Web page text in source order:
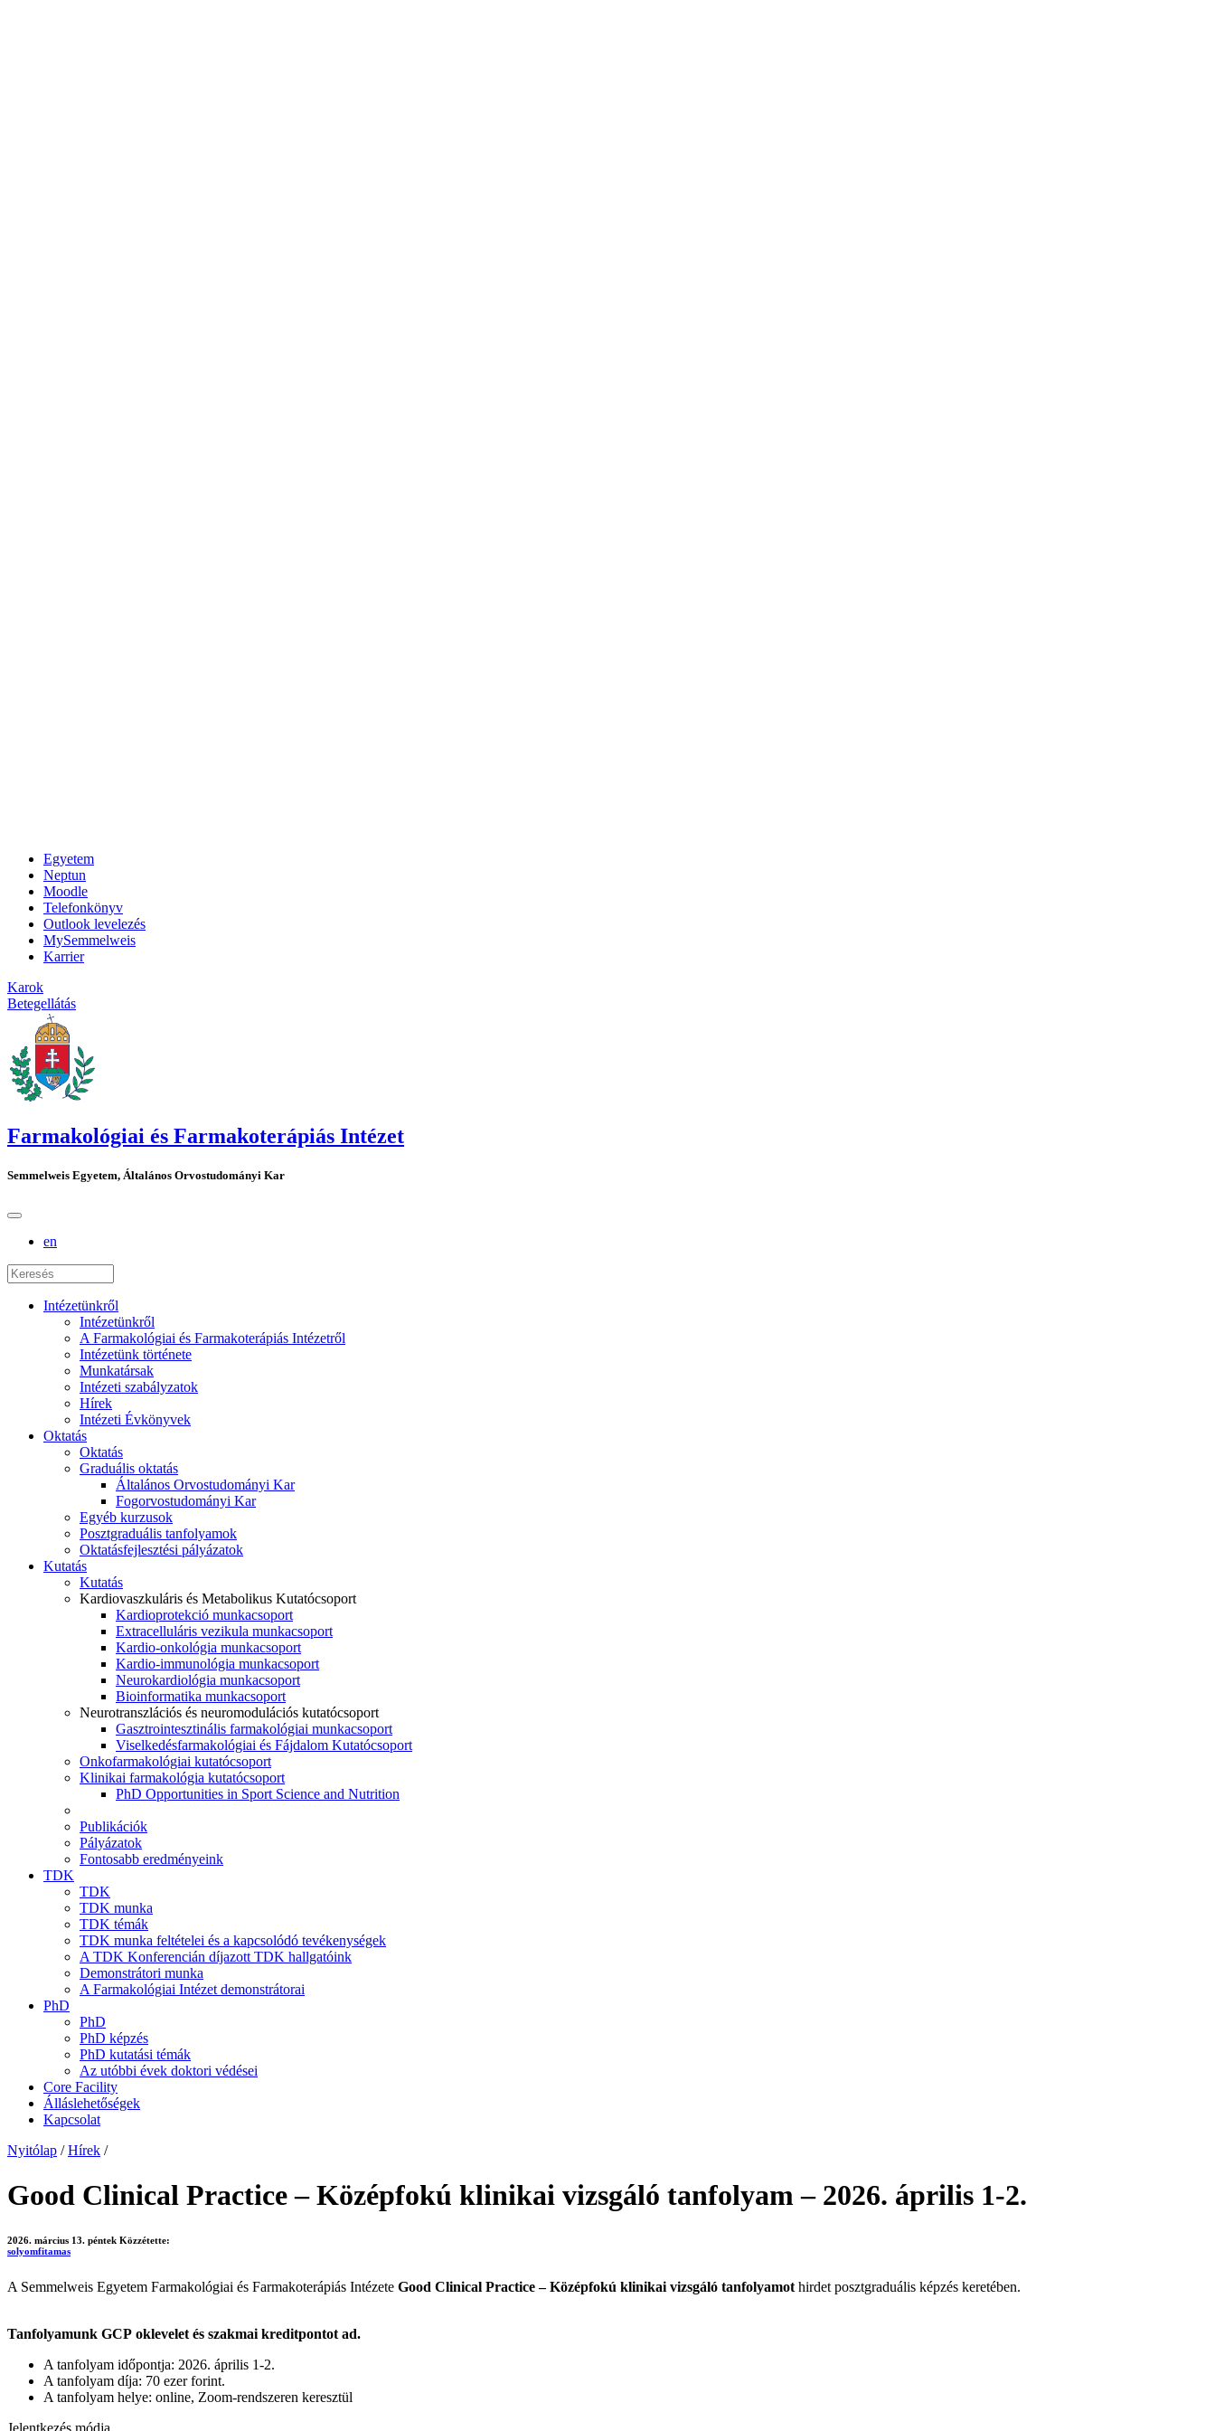
Egyetem
Neptun
Moodle
Telefonkönyv
Outlook levelezés
MySemmelweis
Karrier
Karok
Betegellátás
Farmakológiai és Farmakoterápiás Intézet
Semmelweis Egyetem, Általános Orvostudományi Kar
en
Intézetünkről
Intézetünkről
A Farmakológiai és Farmakoterápiás Intézetről
Intézetünk története
Munkatársak
Intézeti szabályzatok
Hírek
Intézeti Évkönyvek
Oktatás
Oktatás
Graduális oktatás
Általános Orvostudományi Kar
Fogorvostudományi Kar
Egyéb kurzusok
Posztgraduális tanfolyamok
Oktatásfejlesztési pályázatok
Kutatás
Kutatás
Kardiovaszkuláris és Metabolikus Kutatócsoport
Kardioprotekció munkacsoport
Extracelluláris vezikula munkacsoport
Kardio-onkológia munkacsoport
Kardio-immunológia munkacsoport
Neurokardiológia munkacsoport
Bioinformatika munkacsoport
Neurotranszlációs és neuromodulációs kutatócsoport
Gasztrointesztinális farmakológiai munkacsoport
Viselkedésfarmakológiai és Fájdalom Kutatócsoport
Onkofarmakológiai kutatócsoport
Klinikai farmakológia kutatócsoport
PhD Opportunities in Sport Science and Nutrition
Publikációk
Pályázatok
Fontosabb eredményeink
TDK
TDK
TDK munka
TDK témák
TDK munka feltételei és a kapcsolódó tevékenységek
A TDK Konferencián díjazott TDK hallgatóink
Demonstrátori munka
A Farmakológiai Intézet demonstrátorai
PhD
PhD
PhD képzés
PhD kutatási témák
Az utóbbi évek doktori védései
Core Facility
Álláslehetőségek
Kapcsolat
Nyitólap / Hírek /
Good Clinical Practice – Középfokú klinikai vizsgáló tanfolyam – 2026. április 1-2.
2026. március 13. péntek Közzétette:
solyomfitamas
A Semmelweis Egyetem Farmakológiai és Farmakoterápiás Intézete Good Clinical Practice – Középfokú klinikai vizsgáló tanfolyamot hirdet posztgraduális képzés keretében.
Tanfolyamunk GCP oklevelet és szakmai kreditpontot ad.
A tanfolyam időpontja: 2026. április 1-2.
A tanfolyam díja: 70 ezer forint.
A tanfolyam helye: online, Zoom-rendszeren keresztül
Jelentkezés módja